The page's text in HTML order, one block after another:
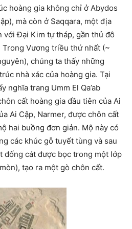
hoàng gia không chỉ ở Abydos
mà còn ở Saqqara, một địa
với Đại Kim tự tháp, gần thủ đô
Trong Vương triều thứ nhất (~
chúng ta thấy những
nhà xác của hoàng gia. Tại
nghĩa trang Umm El Qa’ab
cất hoàng gia đầu tiên của Ai
Ai Cập, Narmer, được chôn cất
hai buồng đơn giản. Mộ này có
các khúc gỗ tuyết tùng và sau
đống cát được bọc trong một lớp
tạo ra một gò chôn cất.